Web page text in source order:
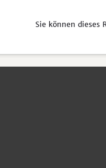
Sie können dieses